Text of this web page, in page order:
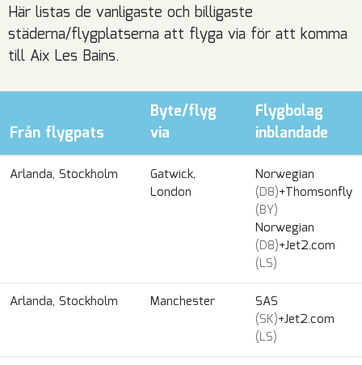
Här listas de vanligaste och billigaste
städerna/flygplatserna att flyga via för att komma
till Aix Les Bains.
Från flygpats
Byte/flyg
via
Flygbolag
inblandade
Arlanda, Stockholm
Gatwick,
London
Norwegian
(D8)+Thomsonfly
(BY)
Norwegian
(D8)+Jet2.com
(LS)
Arlanda, Stockholm
Manchester
SAS
(SK)+Jet2.com
(LS)